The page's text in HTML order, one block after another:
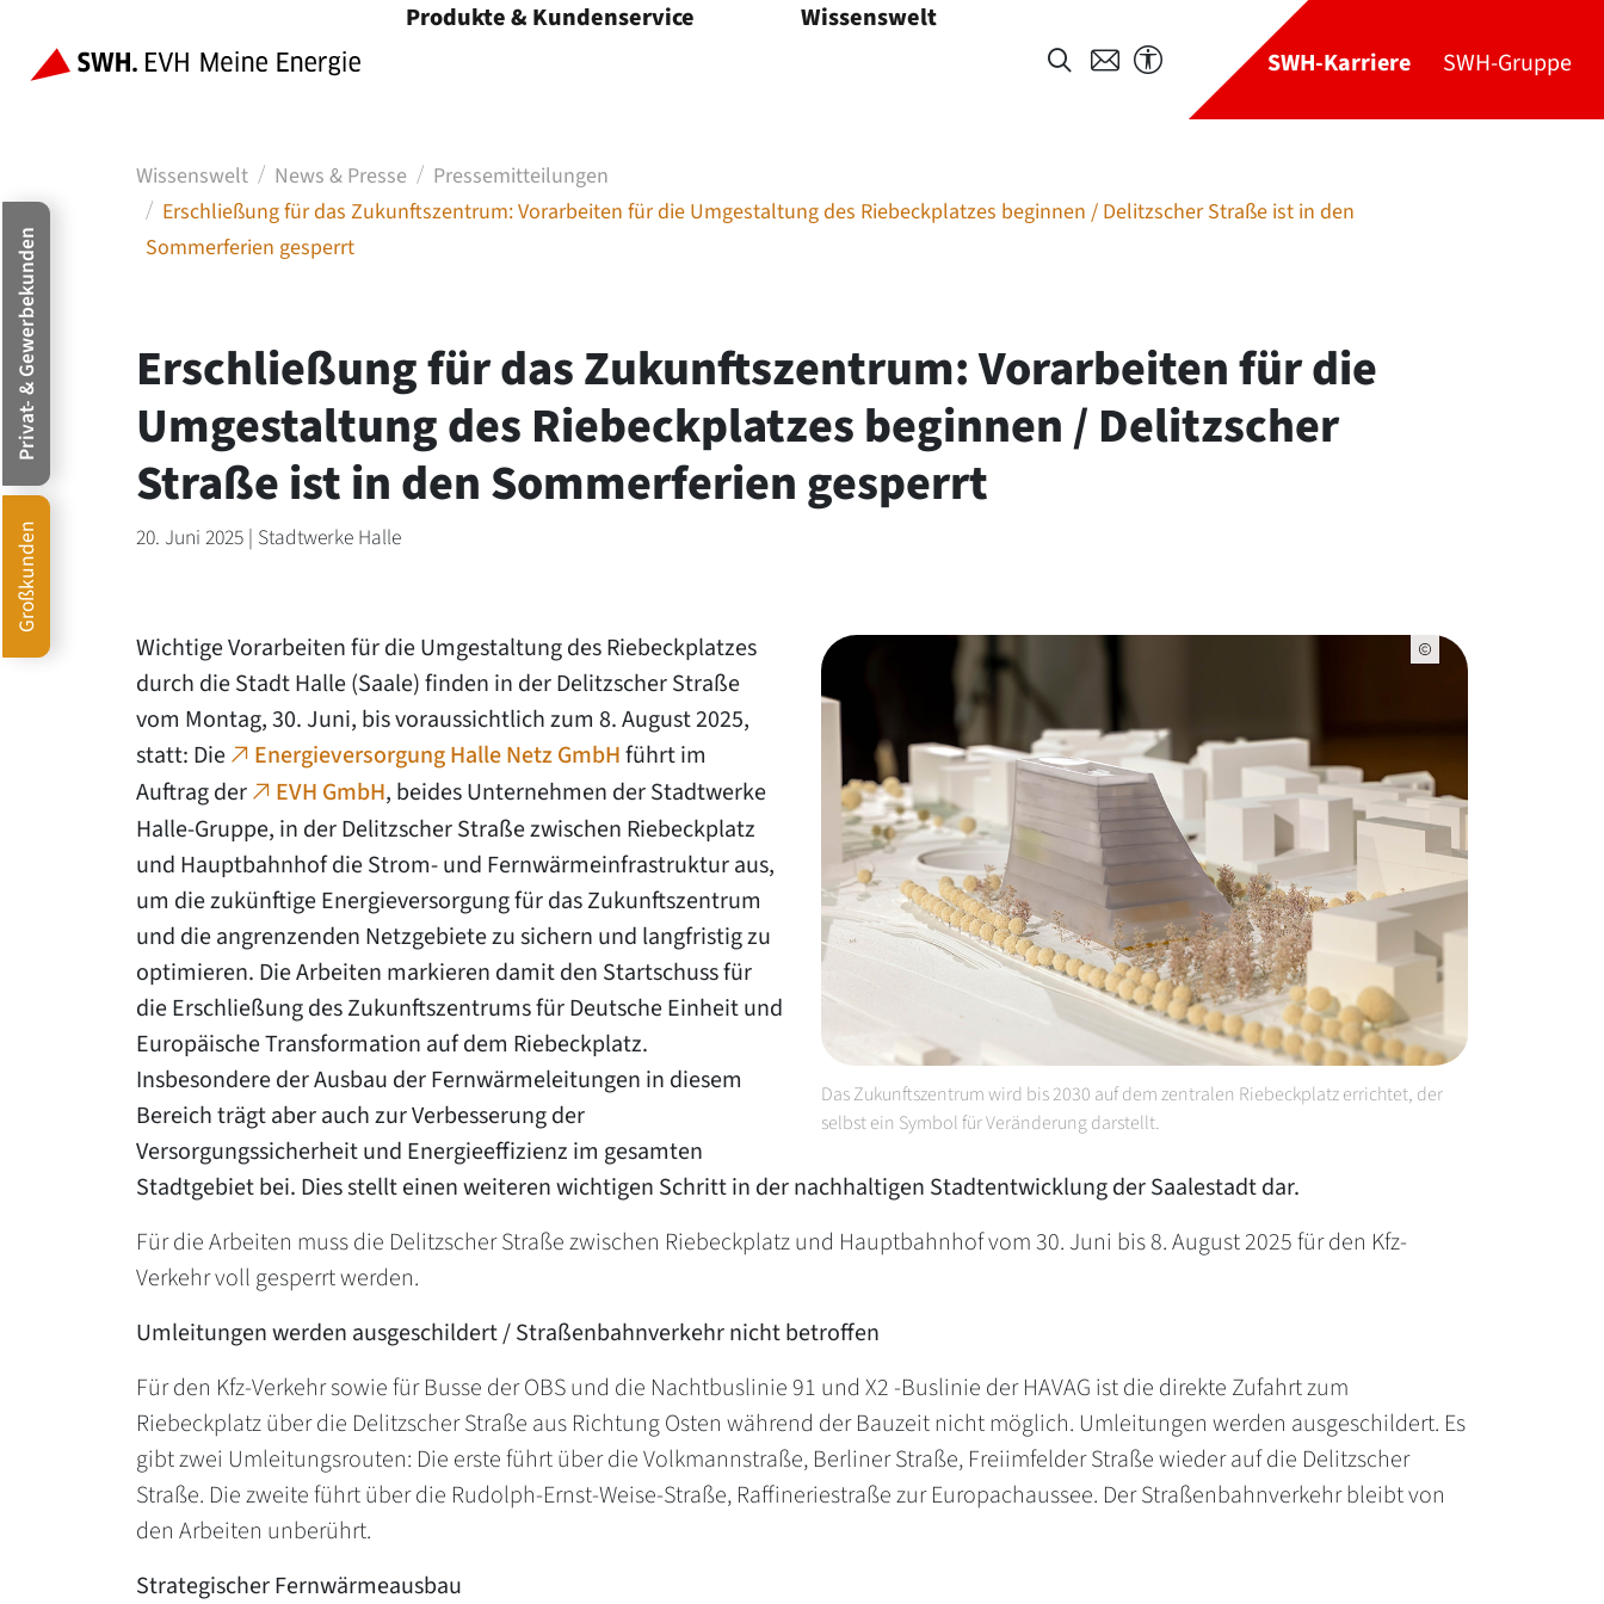
Großkunden
Privat- & Gewerbekunden
Produkte & Kundenservice Wissenswelt
SWH-Karriere SWH-Gruppe
Wissenswelt News & Presse
Pressemitteilungen
Erschließung für das Zukunftszentrum: Vorarbeiten für die Umgestaltung des Riebeckplatzes beginnen / Delitzscher Straße ist in den
Sommerferien gesperrt
Erschließung für das Zukunftszentrum: Vorarbeiten für die
Umgestaltung des Riebeckplatzes beginnen / Delitzscher
Straße ist in den Sommerferien gesperrt
20. Juni 2025 | Stadtwerke Halle
Das Zukunftszentrum wird bis 2030 auf dem zentralen Riebeckplatz errichtet, der
selbst ein Symbol für Veränderung darstellt.
Wichtige Vorarbeiten für die Umgestaltung des Riebeckplatzes
durch die Stadt Halle (Saale) finden in der Delitzscher Straße
vom Montag, 30. Juni, bis voraussichtlich zum 8. August 2025,
statt: Die
Energieversorgung Halle Netz GmbHführt im
Auftrag der
EVH GmbH, beides Unternehmen der Stadtwerke
Halle-Gruppe, in der Delitzscher Straße zwischen Riebeckplatz
und Hauptbahnhof die Strom- und Fernwärmeinfrastruktur aus,
um die zukünftige Energieversorgung für das Zukunftszentrum
und die angrenzenden Netzgebiete zu sichern und langfristig zu
optimieren. Die Arbeiten markieren damit den Startschuss für
die Erschließung des Zukunftszentrums für Deutsche Einheit und
Europäische Transformation auf dem Riebeckplatz.
Insbesondere der Ausbau der Fernwärmeleitungen in diesem
Bereich trägt aber auch zur Verbesserung der
Versorgungssicherheit und Energieeffizienz im gesamten
Stadtgebiet bei. Dies stellt einen weiteren wichtigen Schritt in der nachhaltigen Stadtentwicklung der Saalestadt dar.
Für die Arbeiten muss die Delitzscher Straße zwischen Riebeckplatz und Hauptbahnhof vom 30. Juni bis 8. August 2025 für den Kfz-
Verkehr voll gesperrt werden.
Umleitungen werden ausgeschildert / Straßenbahnverkehr nicht betroffen
Für den Kfz-Verkehr sowie für Busse der OBS und die Nachtbuslinie 91 und X2 -Buslinie der HAVAG ist die direkte Zufahrt zum
Riebeckplatz über die Delitzscher Straße aus Richtung Osten während der Bauzeit nicht möglich. Umleitungen werden ausgeschildert. Es
gibt zwei Umleitungsrouten: Die erste führt über die Volkmannstraße, Berliner Straße, Freiimfelder Straße wieder auf die Delitzscher
Straße. Die zweite führt über die Rudolph-Ernst-Weise-Straße, Raffineriestraße zur Europachaussee. Der Straßenbahnverkehr bleibt von
den Arbeiten unberührt.
Strategischer Fernwärmeausbau